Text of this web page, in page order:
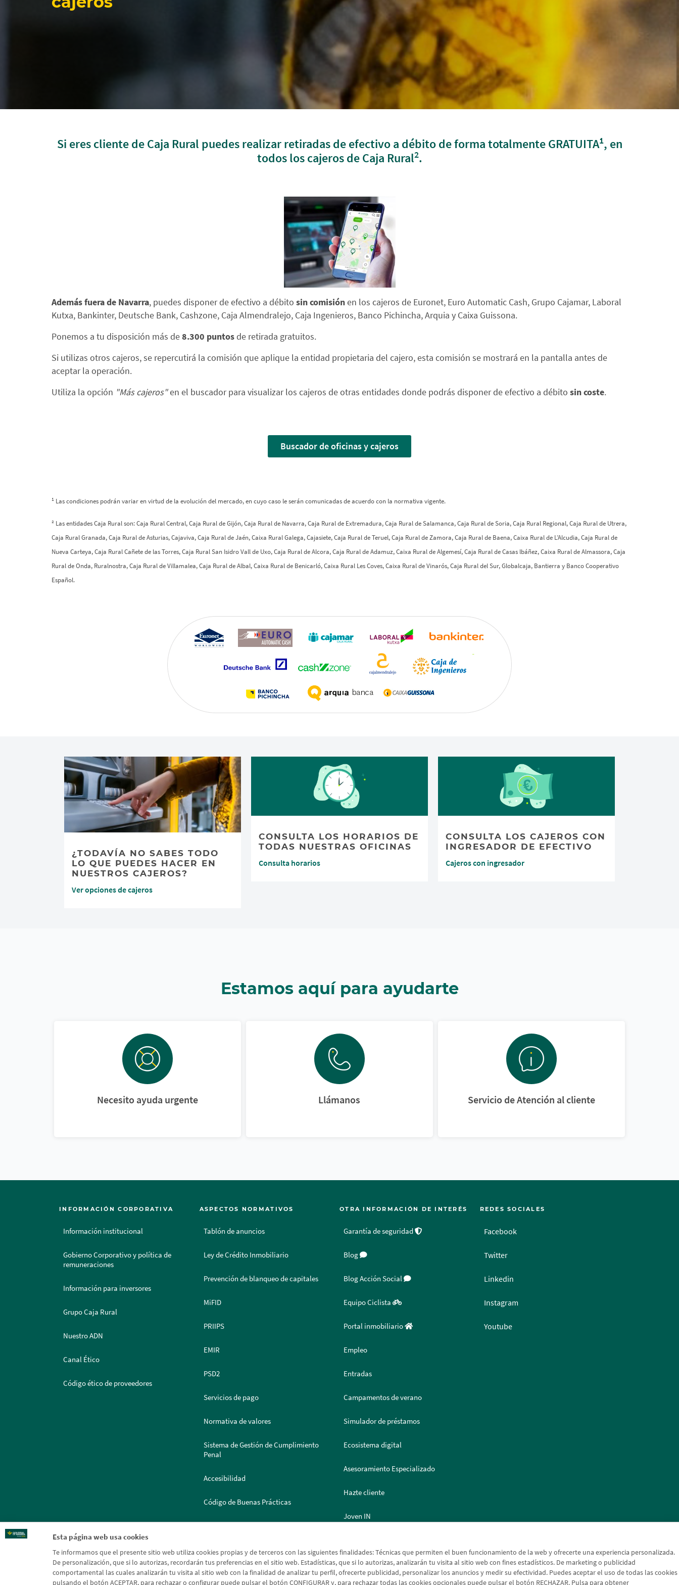
Esta página web usa cookies
Te informamos que el presente sitio web utiliza cookies propias y de terceros con las siguientes finalidades: Técnicas que permiten el buen funcionamiento de la web y ofrecerte una experiencia personalizada.
De personalización, que si lo autorizas, recordarán tus preferencias en el sitio web. Estadísticas, que si lo autorizas, analizarán tu visita al sitio web con fines estadísticos. De marketing o publicidad
comportamental las cuales analizarán tu visita al sitio web con la finalidad de analizar tu perfil, ofrecerte publicidad, personalizar los anuncios y medir su efectividad. Puedes aceptar el uso de todas las cookies
pulsando el botón ACEPTAR, para rechazar o configurar puede pulsar el botón CONFIGURAR y, para rechazar todas las cookies opcionales puede pulsar el botón RECHAZAR. Pulsa para obtener
Si eres cliente de Caja Rural puedes realizar retiradas de efectivo a débito de forma totalmente GRATUITA1, en
todos los cajeros de Caja Rural2.
Además fuera de Navarra, puedes disponer de efectivo a débito sin comisiónen los cajeros de Euronet, Euro Automatic Cash, Grupo Cajamar, Laboral
Kutxa, Bankinter, Deutsche Bank, Cashzone, Caja Almendralejo, Caja Ingenieros, Banco Pichincha, Arquia y Caixa Guissona.
Ponemos a tu disposición más de8.300 puntosde retirada gratuitos.
Si utilizas otros cajeros, se repercutirá la comisión que aplique la entidad propietaria del cajero, esta comisión se mostrará en la pantalla antes de
aceptar la operación.
Utiliza la opción "Más cajeros"en el buscador para visualizar los cajeros de otras entidades donde podrás disponer de efectivo a débito sin coste.
Buscador de oficinas y cajeros
1 Las condiciones podrán variar en virtud de la evolución del mercado, en cuyo caso le serán comunicadas de acuerdo con la normativa vigente.
² Las entidades Caja Rural son: Caja Rural Central, Caja Rural de Gijón, Caja Rural de Navarra, Caja Rural de Extremadura, Caja Rural de Salamanca, Caja Rural de Soria, Caja Rural Regional, Caja Rural de Utrera,
Caja Rural Granada, Caja Rural de Asturias, Cajaviva, Caja Rural de Jaén, Caixa Rural Galega, Cajasiete, Caja Rural de Teruel, Caja Rural de Zamora, Caja Rural de Baena, Caixa Rural de L’Alcudia, Caja Rural de
Nueva Carteya, Caja Rural Cañete de las Torres, Caja Rural San Isidro Vall de Uxo, Caja Rural de Alcora, Caja Rural de Adamuz, Caixa Rural de Algemesí, Caja Rural de Casas lbáñez, Caixa Rural de Almassora, Caja
Rural de Onda, Ruralnostra, Caja Rural de Villamalea, Caja Rural de Albal, Caixa Rural de Benicarló, Caixa Rural Les Coves, Caixa Rural de Vinarós, Caja Rural del Sur, Globalcaja, Bantierra y Banco Cooperativo
Español.
¿TODAVÍA NO SABES TODO
LO QUE PUEDES HACER EN
NUESTROS CAJEROS?
Ver opciones de cajeros
CONSULTA LOS HORARIOS DE
TODAS NUESTRAS OFICINAS
Consulta horarios
CONSULTA LOS CAJEROS CON
INGRESADOR DE EFECTIVO
Cajeros con ingresador
Estamos aquí para ayudarte
Necesito ayuda urgente Llámanos Servicio de Atención al cliente
INFORMACIÓN CORPORATIVA
Información institucional
Gobierno Corporativo y política de
remuneraciones
Información para inversores
Grupo Caja Rural
Nuestro ADN
Canal Ético
Código ético de proveedores
ASPECTOS NORMATIVOS
Tablón de anuncios
Ley de Crédito Inmobiliario
Prevención de blanqueo de capitales
MiFID
PRIIPS
EMIR
PSD2
Servicios de pago
Normativa de valores
Sistema de Gestión de Cumplimiento
Penal
Accesibilidad
Código de Buenas Prácticas
OTRA INFORMACIÓN DE INTERÉS
Garantía de seguridad
Blog
Blog Acción Social
Equipo Ciclista
Portal inmobiliario
Empleo
Entradas
Campamentos de verano
Simulador de préstamos
Ecosistema digital
Asesoramiento Especializado
Hazte cliente
Joven IN
REDES SOCIALES
Facebook
Twitter
Linkedin
Instagram
Youtube